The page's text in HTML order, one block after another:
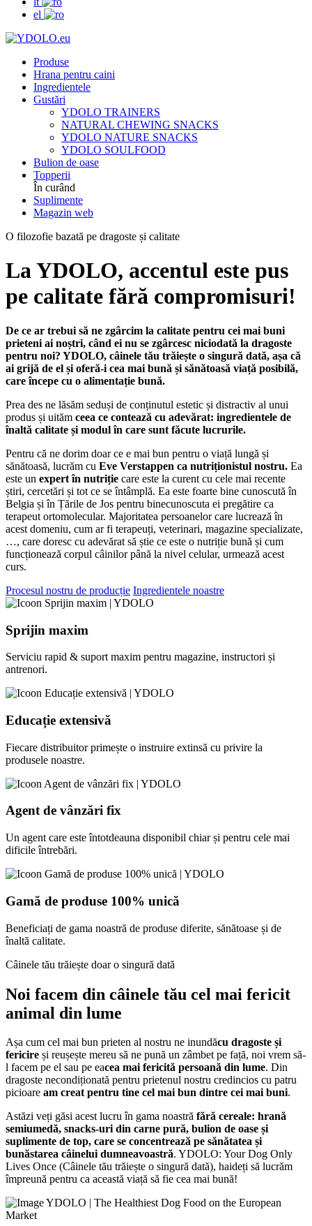
el
Produse
Hrana pentru caini
Ingredientele
Gustări
YDOLO TRAINERS
NATURAL CHEWING SNACKS
YDOLO NATURE SNACKS
YDOLO SOULFOOD
Bulion de oase
Topperii
În curând
Suplimente
Magazin web
O filozofie bazată pe dragoste și calitate
La YDOLO, accentul este pus
pe calitate fără compromisuri!
De ce ar trebui să ne zgârcim la calitate pentru cei mai buni
prieteni ai noștri, când ei nu se zgârcesc niciodată la dragoste
pentru noi? YDOLO, câinele tău trăiește o singură dată, așa că
ai grijă de el și oferă-i cea mai bună și sănătoasă viață posibilă,
care începe cu o alimentație bună.
Prea des ne lăsăm seduși de conținutul estetic și distractiv al unui
produs și uităm ceea ce contează cu adevărat: ingredientele de
înaltă calitate și modul în care sunt făcute lucrurile.
Pentru că ne dorim doar ce e mai bun pentru o viață lungă și
sănătoasă, lucrăm cu Eve Verstappen ca nutriționistul nostru. Ea
este un expert în nutriție care este la curent cu cele mai recente
știri, cercetări și tot ce se întâmplă. Ea este foarte bine cunoscută în
Belgia și în Țările de Jos pentru binecunoscuta ei pregătire ca
terapeut ortomolecular. Majoritatea persoanelor care lucrează în
acest domeniu, cum ar fi terapeuți, veterinari, magazine specializate,
…, care doresc cu adevărat să știe ce este o nutriție bună și cum
funcționează corpul câinilor până la nivel celular, urmează acest
curs.
Procesul nostru de producție Ingredientele noastre
Sprijin maxim
Serviciu rapid & suport maxim pentru magazine, instructori și
antrenori.
Educație extensivă
Fiecare distribuitor primește o instruire extinsă cu privire la
produsele noastre.
Agent de vânzări fix
Un agent care este întotdeauna disponibil chiar și pentru cele mai
dificile întrebări.
Gamă de produse 100% unică
Beneficiați de gama noastră de produse diferite, sănătoase și de
înaltă calitate.
Câinele tău trăiește doar o singură dată
Noi facem din câinele tău cel mai fericit
animal din lume
Așa cum cel mai bun prieten al nostru ne inundăcu dragoste și
fericire și reușește mereu să ne pună un zâmbet pe față, noi vrem să-
l facem pe el sau pe eacea mai fericită persoană din lume. Din
dragoste necondiționată pentru prietenul nostru credincios cu patru
picioare am creat pentru tine cel mai bun dintre cei mai buni.
Astăzi veți găsi acest lucru în gama noastră fără cereale: hrană
semiumedă, snacks-uri din carne pură, bulion de oase și
suplimente de top, care se concentrează pe sănătatea și
bunăstarea câinelui dumneavoastră. YDOLO: Your Dog Only
Lives Once (Câinele tău trăiește o singură dată), haideți să lucrăm
împreună pentru ca această viață să fie cea mai bună!